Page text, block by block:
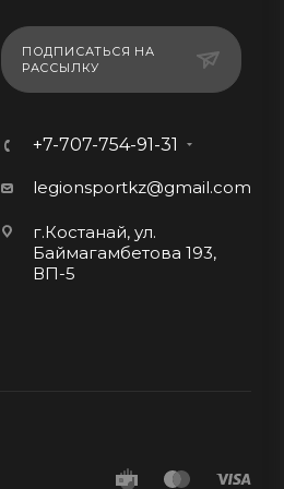
ПОДПИСАТЬСЯ НА
РАССЫЛКУ
+7-707-754-91-31
legionsportkz@gmail.com
г.Костанай, ул.
Баймагамбетова 193,
ВП-5